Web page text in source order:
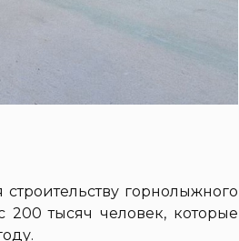
горнолыжного
200 тысяч человек, которые